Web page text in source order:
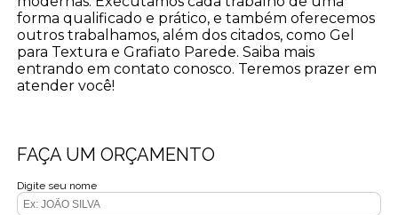
forma qualificado e prático, e também oferecemos
outros trabalhamos, além dos citados, como Gel
para Textura e Grafiato Parede. Saiba mais
entrando em contato conosco. Teremos prazer em
atender você!
FAÇA UM ORÇAMENTO
Digite seu nome